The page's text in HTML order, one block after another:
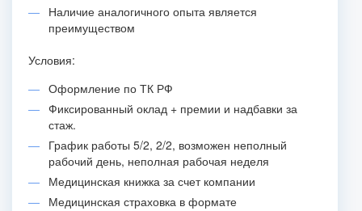
Наличие аналогичного опыта является
преимуществом
Условия:
Оформление по ТК РФ
Фиксированный оклад + премии и надбавки за
стаж.
График работы 5/2, 2/2, возможен неполный
рабочий день, неполная рабочая неделя
Медицинская книжка за счет компании
Медицинская страховка в формате